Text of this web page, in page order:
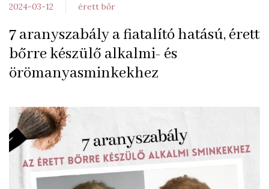
2024-03-12 érett bőr
7 aranyszabály a fiatalító hatású, érett
bőrre készülő alkalmi- és
örömanyasminkekhez